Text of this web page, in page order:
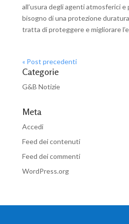
all’usura degli agenti atmosferici
bisogno di una protezione
tratta di proteggere e migliorare
« Post precedenti
Categorie
G&B Notizie
Meta
Accedi
Feed dei contenuti
Feed dei commenti
WordPress.org